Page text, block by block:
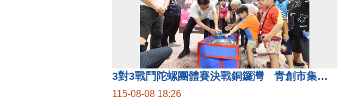
3對3戰鬥陀螺團體賽決戰銅鑼灣 青創市集展售為父親節增添繽紛
115-08-08 18:26